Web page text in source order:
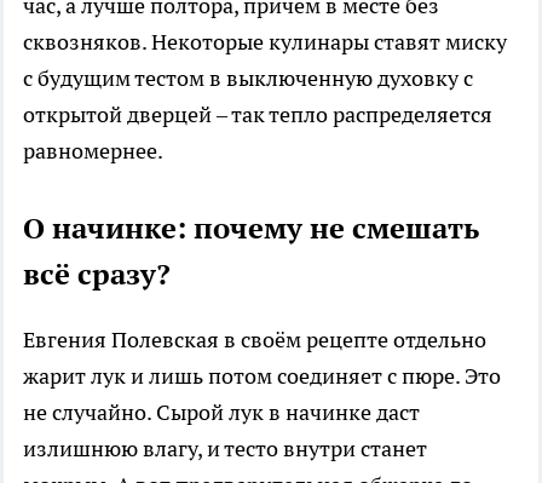
сквозняков. Некоторые кулинары ставят миску
с будущим тестом в выключенную духовку с
открытой дверцей – так тепло распределяется
равномернее.
О начинке: почему не смешать
всё сразу?
Евгения Полевская в своём рецепте отдельно
жарит лук и лишь потом соединяет с пюре. Это
не случайно. Сырой лук в начинке даст
излишнюю влагу, и тесто внутри станет